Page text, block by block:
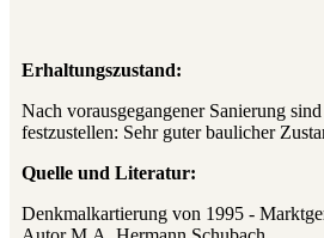
Erhaltungszustand:
Nach vorausgegangener Sanierung
festzustellen: Sehr guter baulicher
Quelle und Literatur:
Denkmalkartierung von 1995 -